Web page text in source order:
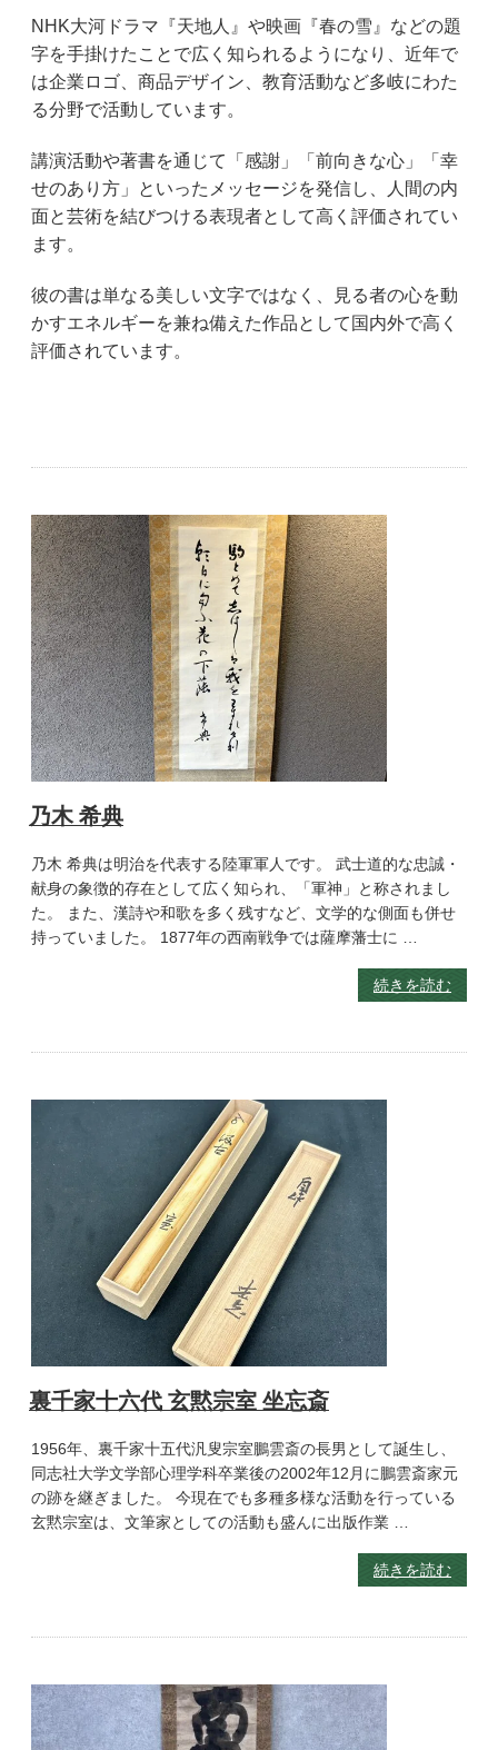
NHK大河ドラマ『天地人』や映画『春の雪』などの題
字を手掛けたことで広く知られるようになり、近年で
は企業ロゴ、商品デザイン、教育活動など多岐にわた
る分野で活動しています。
講演活動や著書を通じて「感謝」「前向きな心」「幸
せのあり方」といったメッセージを発信し、人間の内
面と芸術を結びつける表現者として高く評価されてい
ます。
彼の書は単なる美しい文字ではなく、見る者の心を動
かすエネルギーを兼ね備えた作品として国内外で高く
評価されています。
乃木 希典
乃木 希典は明治を代表する陸軍軍人です。 武士道的な忠誠・
献身の象徴的存在として広く知られ、「軍神」と称されまし
た。 また、漢詩や和歌を多く残すなど、文学的な側面も併せ
持っていました。 1877年の西南戦争では薩摩藩士に …
続きを読む
裏千家十六代 玄黙宗室 坐忘斎
1956年、裏千家十五代汎叟宗室鵬雲斎の長男として誕生し、
同志社大学文学部心理学科卒業後の2002年12月に鵬雲斎家元
の跡を継ぎました。 今現在でも多種多様な活動を行っている
玄黙宗室は、文筆家としての活動も盛んに出版作業 …
続きを読む